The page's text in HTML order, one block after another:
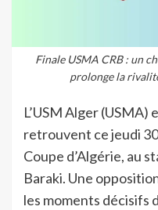
Finale USMA CRB : un
prolonge la
L’USM Alger (USMA)
retrouvent ce jeudi
Coupe d’Algérie, au
Baraki. Une
les moments décisifs